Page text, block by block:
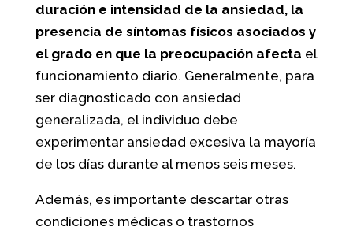
duración e intensidad de la ansiedad, la
presencia de síntomas físicos asociados y
el grado en que la preocupación afecta el
funcionamiento diario. Generalmente, para
ser diagnosticado con ansiedad
generalizada, el individuo debe
experimentar ansiedad excesiva la mayoría
de los días durante al menos seis meses.
Además, es importante descartar otras
condiciones médicas o trastornos